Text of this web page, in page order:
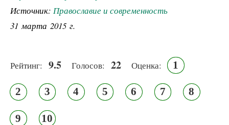
Источник: Православие и современность
31 марта 2015 г.
Рейтинг: 9.5 Голосов: 22 Оценка: 1
2 3 4 5 6 7 8
9 10